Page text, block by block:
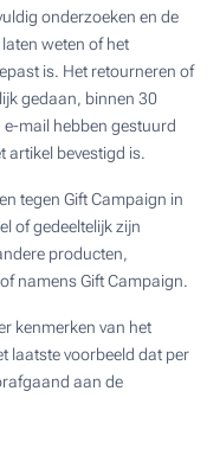
onderzoeken en de
weten of het
is. Het retourneren of
gedaan, binnen 30
mail hebben gestuurd
artikel bevestigd is.
tegen Gift Campaign in
of gedeeltelijk zijn
producten,
namens Gift Campaign.
kenmerken van het
laatste voorbeeld dat per
aan de